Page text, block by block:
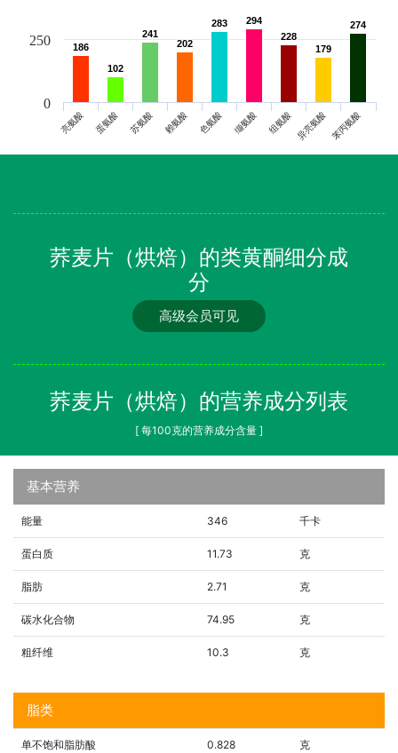
186
186
102
102
241
241
202
202
283
283 294
294
228
228
179
179
274
274
亮氨酸 蛋氨酸 苏氨酸 赖氨酸 色氨酸 缬氨酸 组氨酸 异亮氨酸苯丙氨酸
0
250
荞麦片（烘焙）的类黄酮细分成
分
高级会员可见
荞麦片（烘焙）的营养成分列表
[ 每100克的营养成分含量 ]
基本营养
能量 346 千卡
蛋白质 11.73 克
脂肪 2.71 克
碳水化合物 74.95 克
粗纤维 10.3 克
脂类
单不饱和脂肪酸 0.828 克